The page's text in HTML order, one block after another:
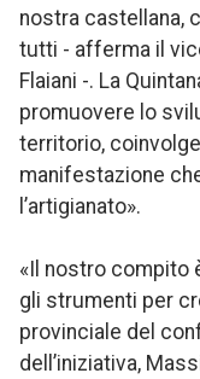
nostra castellana,
tutti - afferma il
Flaiani -. La
promuovere lo
territorio,
manifestazione
l’artigianato».
«Il nostro compito
gli strumenti per
provinciale del
dell’iniziativa,